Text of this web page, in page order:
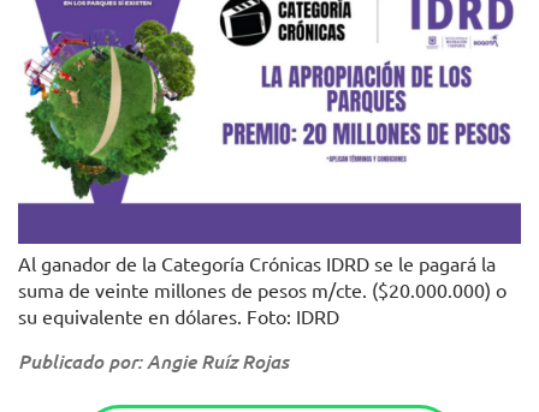
Al ganador de la Categoría Crónicas IDRD se le pagará la
suma de veinte millones de pesos m/cte. ($20.000.000) o
su equivalente en dólares. Foto: IDRD
Publicado por: Angie Ruíz Rojas